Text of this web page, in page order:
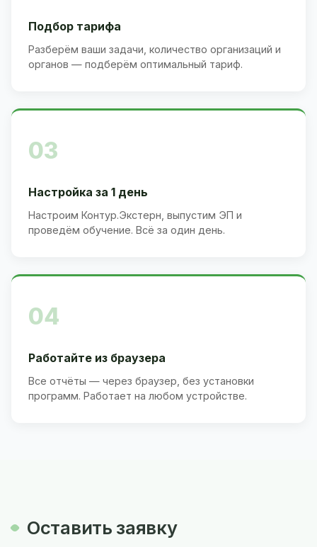
Подбор тарифа
Разберём ваши задачи, количество организаций и
органов — подберём оптимальный тариф.
03
Настройка за 1 день
Настроим Контур.Экстерн, выпустим ЭП и
проведём обучение. Всё за один день.
04
Работайте из браузера
Все отчёты — через браузер, без установки
программ. Работает на любом устройстве.
Оставить заявку